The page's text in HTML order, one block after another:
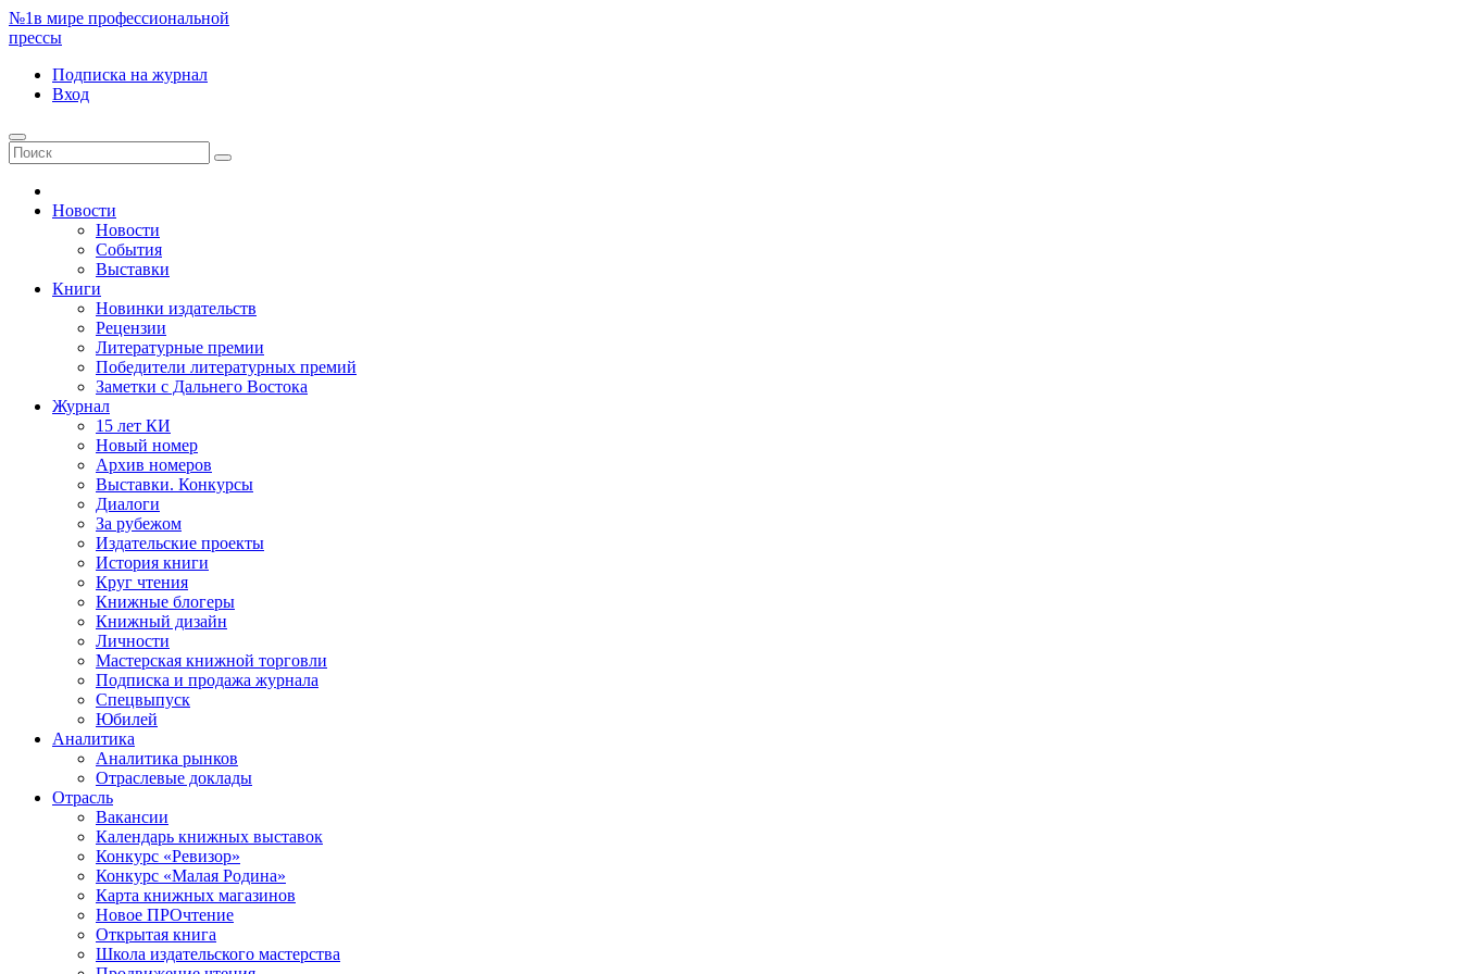
№1в мире профессиональной
прессы
Подписка на журнал
Вход
Новости
Новости
События
Выставки
Книги
Новинки издательств
Рецензии
Литературные премии
Победители литературных премий
Заметки с Дальнего Востока
Журнал
15 лет КИ
Новый номер
Архив номеров
Выставки. Конкурсы
Диалоги
За рубежом
Издательские проекты
История книги
Круг чтения
Книжные блогеры
Книжный дизайн
Личности
Мастерская книжной торговли
Подписка и продажа журнала
Спецвыпуск
Юбилей
Аналитика
Аналитика рынков
Отраслевые доклады
Отрасль
Вакансии
Календарь книжных выставок
Конкурс «Ревизор»
Конкурс «Малая Родина»
Карта книжных магазинов
Новое ПРОчтение
Открытая книга
Школа издательского мастерства